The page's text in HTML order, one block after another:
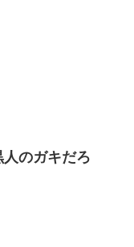
のガキだろ